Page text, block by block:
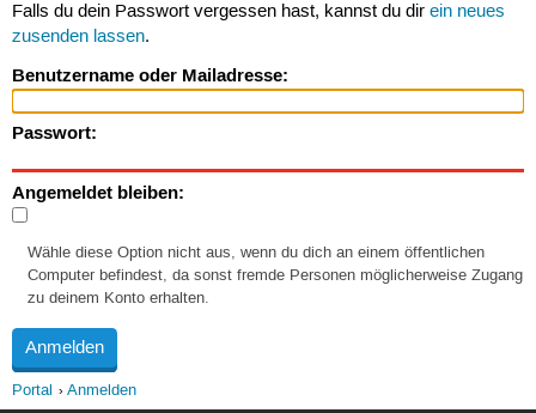
Falls du dein Passwort vergessen hast, kannst du dir ein neues
zusenden lassen.
Benutzername oder Mailadresse:
Passwort:
Angemeldet bleiben:
Wähle diese Option nicht aus, wenn du dich an einem öffentlichen
Computer befindest, da sonst fremde Personen möglicherweise Zugang
zu deinem Konto erhalten.
Portal Anmelden